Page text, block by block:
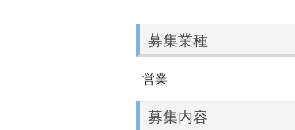
募集業種
営業
募集内容